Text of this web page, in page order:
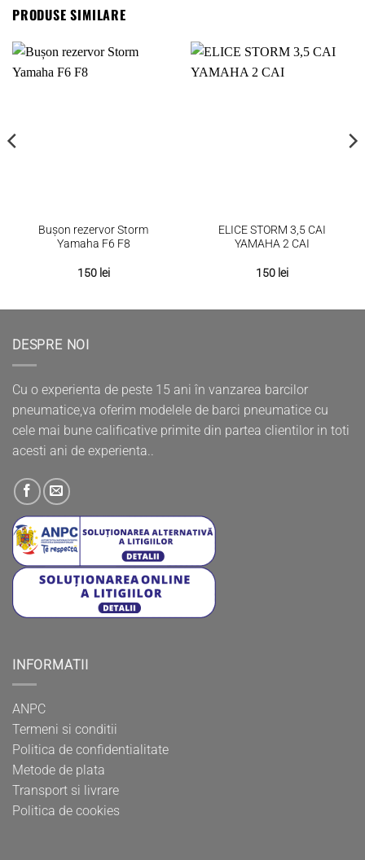
PRODUSE SIMILARE
Bușon rezervor Storm
Yamaha F6 F8
150 lei
ELICE STORM 3,5 CAI
YAMAHA 2 CAI
150 lei
DESPRE NOI
Cu o experienta de peste 15 ani în vanzarea barcilor
pneumatice,va oferim modelele de barci pneumatice cu
cele mai bune calificative primite din partea clientilor in toti
acesti ani de experienta..
INFORMATII
ANPC
Termeni si conditii
Politica de confidentialitate
Metode de plata
Transport si livrare
Politica de cookies